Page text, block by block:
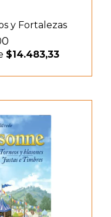
y Fortalezas
$14.483,33